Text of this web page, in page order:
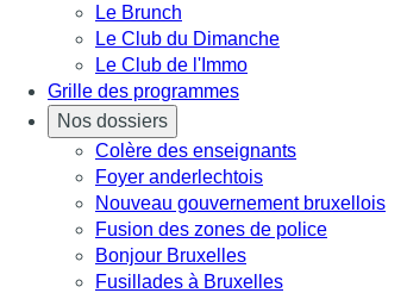
Le Brunch
Le Club du Dimanche
Le Club de l'Immo
Grille des programmes
Nos dossiers
Colère des enseignants
Foyer anderlechtois
Nouveau gouvernement bruxellois
Fusion des zones de police
Bonjour Bruxelles
Fusillades à Bruxelles